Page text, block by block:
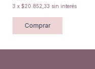
3 x $20.852,33 sin interés
Comprar